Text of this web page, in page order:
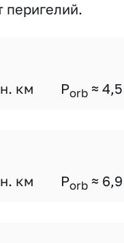
перигелий.
км Porb ≈ 4,5
км Porb ≈ 6,9